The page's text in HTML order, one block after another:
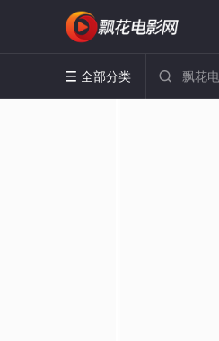
 全部分类 